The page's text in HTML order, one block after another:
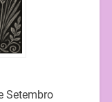
Setembro